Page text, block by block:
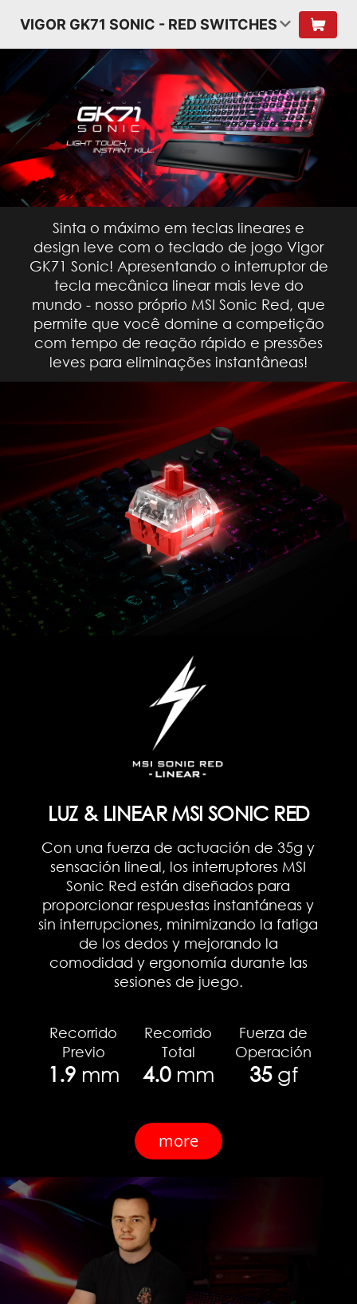
VIGOR GK71 SONIC - RED SWITCHES
Sinta o máximo em teclas lineares e
design leve com o teclado de jogo Vigor
GK71 Sonic! Apresentando o interruptor de
tecla mecânica linear mais leve do
mundo - nosso próprio MSI Sonic Red, que
permite que você domine a competição
com tempo de reação rápido e pressões
leves para eliminações instantâneas!
LUZ & LINEAR MSI SONIC RED
Con una fuerza de actuación de 35g y
sensación lineal, los interruptores MSI
Sonic Red están diseñados para
proporcionar respuestas instantáneas y
sin interrupciones, minimizando la fatiga
de los dedos y mejorando la
comodidad y ergonomía durante las
sesiones de juego.
Recorrido
Previo
1.9mm
Recorrido
Total
4.0mm
Fuerza de
Operación
35gf
more